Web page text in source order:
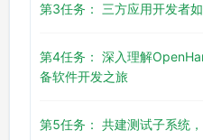
第3任务： 三方应用开发者
第4任务： 深入理解
备软件开发之旅
第5任务： 共建测试子系统